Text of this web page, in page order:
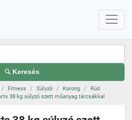
Keresés
Fitness Súlyzó Korong
Rúd
38 kg súlyzó szett műanyag tárcsákkal